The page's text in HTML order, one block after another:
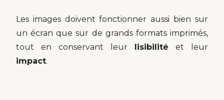
Les images doivent fonctionner aussi bien sur
un écran que sur de grands formats imprimés,
tout en conservant leur lisibilité et leur
impact.